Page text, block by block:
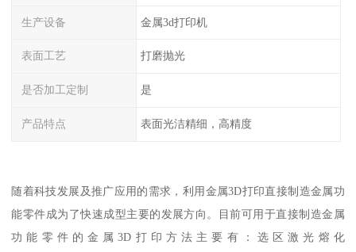
生产设备 金属3d打印机
表面工艺 打磨抛光
是否加工定制 是
产品特点 表面光洁精细，高精度
随着科技发展及推广应用的需求，利用金属3D打印直接制造金属功
能零件成为了快速成型主要的发展方向。目前可用于直接制造金属
功能零件的金属3D打印方法主要有：选区激光熔化